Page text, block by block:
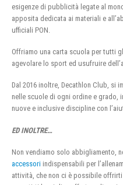
esigenze di pubblicità legate al
apposita dedicata ai materiali e
ufficiali PON.
Offriamo una carta scuola per tutti
agevolare lo sport ed usufruire
Dal 2016 inoltre, Decathlon Club, si
nelle scuole di ogni ordine e grado,
nuove e inclusive discipline con
ED INOLTRE…
Non vendiamo solo abbigliamento,
accessori indispensabili per
attività, che non ci è possibile offrirti